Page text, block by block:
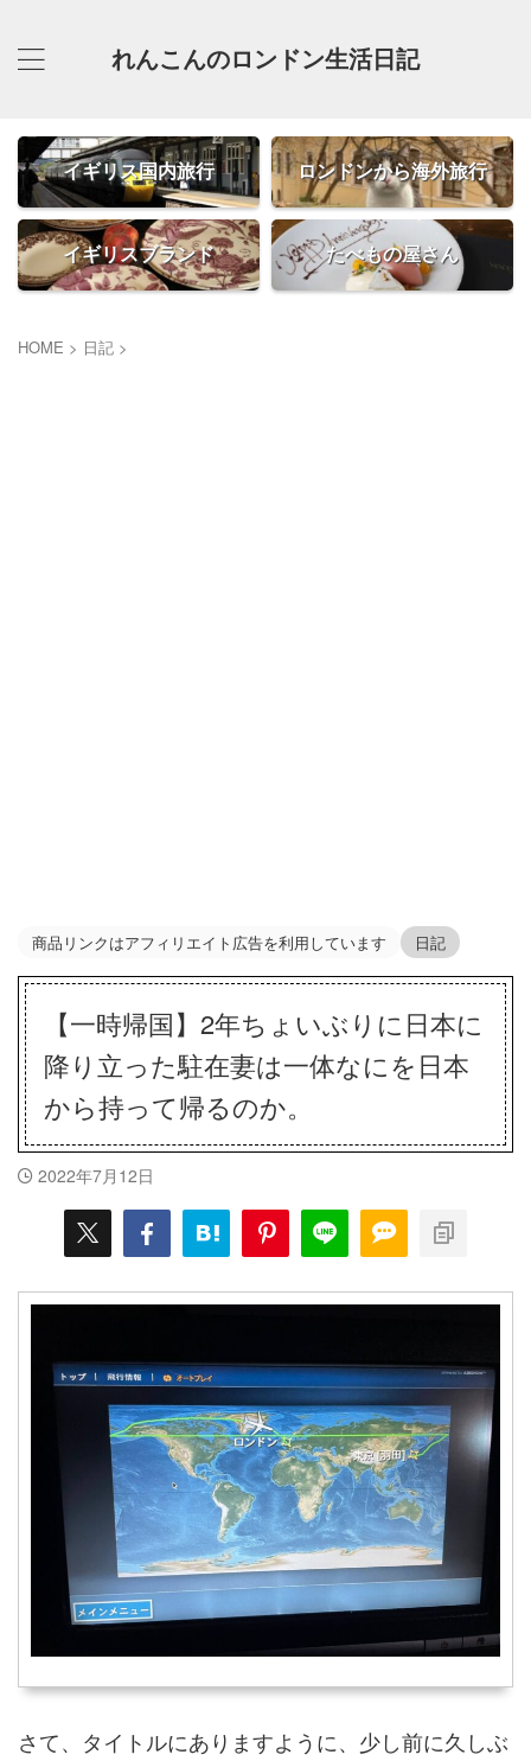
れんこんのロンドン生活日記
イギリス国内旅行 ロンドンから海外旅行
イギリスブランド たべもの屋さん
HOME > 日記 >
商品リンクはアフィリエイト広告を利用しています 日記
【一時帰国】2年ちょいぶりに日本に
降り立った駐在妻は一体なにを日本
から持って帰るのか。
2022年7月12日
さて、タイトルにありますように、少し前に久しぶ